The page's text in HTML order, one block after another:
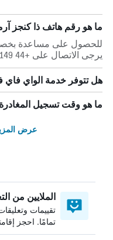
ما هو رقم هاتف ذا كنجز
للحصول على مساعدة
يرجى الاتصال على +44 149 472 5722.
هل تتوفر خدمة الواي فاي
ما هو وقت تسجيل
عرض
الملايين من
تقييمات
تمامًا. احجز